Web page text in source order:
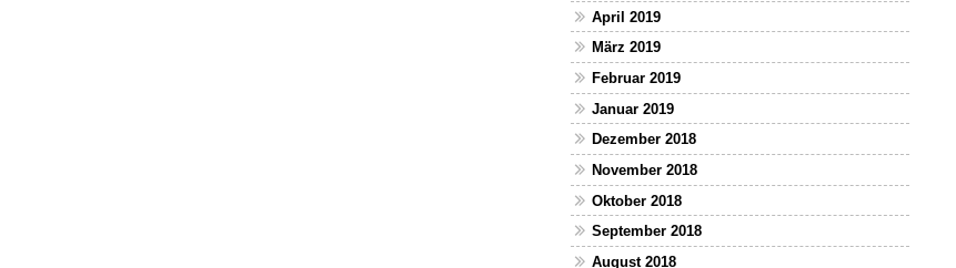
April 2019
März 2019
Februar 2019
Januar 2019
Dezember 2018
November 2018
Oktober 2018
September 2018
August 2018